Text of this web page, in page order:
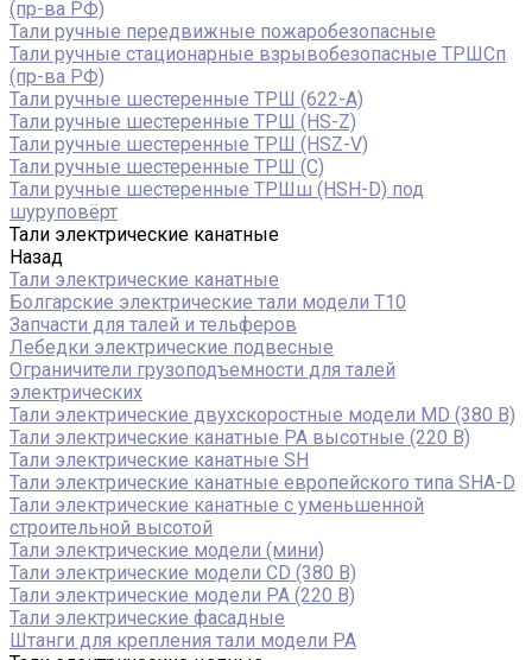
(пр-ва РФ)
Тали ручные передвижные пожаробезопасные
Тали ручные стационарные взрывобезопасные ТРШСп
(пр-ва РФ)
Тали ручные шестеренные ТРШ (622-A)
Тали ручные шестеренные ТРШ (HS-Z)
Тали ручные шестеренные ТРШ (HSZ-V)
Тали ручные шестеренные ТРШ (С)
Тали ручные шестеренные ТРШш (HSH-D) под
шуруповёрт
Тали электрические канатные
Назад
Тали электрические канатные
Болгарские электрические тали модели T10
Запчасти для талей и тельферов
Лебедки электрические подвесные
Ограничители грузоподъемности для талей
электрических
Тали электрические двухскоростные модели MD (380 В)
Тали электрические канатные PA высотные (220 В)
Тали электрические канатные SH
Тали электрические канатные европейского типа SHA-D
Тали электрические канатные с уменьшенной
строительной высотой
Тали электрические модели (мини)
Тали электрические модели CD (380 В)
Тали электрические модели РА (220 В)
Тали электрические фасадные
Штанги для крепления тали модели РА